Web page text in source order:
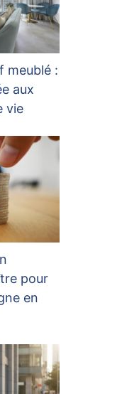
meublé :
aux
vie
pour
en